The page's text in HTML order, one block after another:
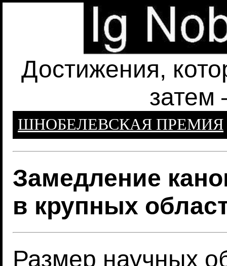
Достижения,
затем
ШНОБЕЛЕВСКАЯ ПРЕМИЯ
Замедление
в крупных
Размер научных